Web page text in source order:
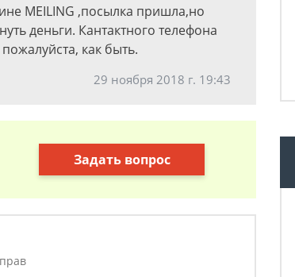
MEILING ,посылка пришла,но
деньги. Кантактного телефона
как быть.
29 ноября 2018 г. 19:43
Задать вопрос